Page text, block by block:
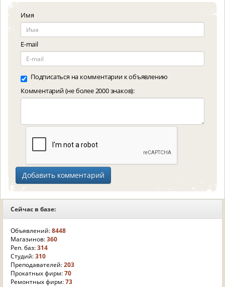
Имя
E-mail
Подписаться на комментарии к объявлению
Комментарий (не более 2000 знаков):
Сейчас в базе:
Объявлений:8448
Магазинов:360
Реп. баз:314
Студий:310
Преподавателей:203
Прокатных фирм:70
Ремонтных фирм:73